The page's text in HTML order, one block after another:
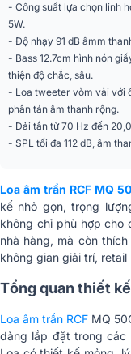
Tần số chéo
Bộ khuếch đại được
xuất
Loa tweeter vòm
Đầu nối đầu vào
Đầu nối đầu ra
Máy biến áp điện áp
không đổi
Lựa chọn nguồn điện
Lựa chọn nguồn điện
- Công suất lựa chọn linh
5W.
- Độ nhạy 91 dB âmm
- Bass 12.7cm hình nón
thiện độ chắc, sâu.
- Loa tweeter vòm vải với
phân tán âm thanh rộng.
- Dải tần từ 70 Hz đến
- SPL tối đa 112 dB, âm
Loa âm trần RCF MQ
kế nhỏ gọn, trọng
không chỉ phù hợp cho
nhà hàng, mà còn
không gian giải trí, retail
Tổng quan thiết
Loa âm trần RCF MQ
dàng lắp đặt trong các